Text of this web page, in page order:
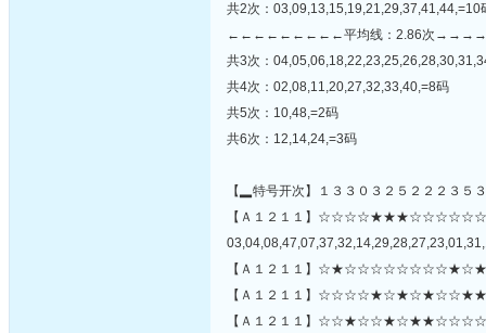
共2次：03,09,13,15,19,21,29,37,41,44,=10
←←←←←←←←←平均线：2.86次
共3次：
共4次：02,08,11,20,27,32,33,40,=8码
共5次：10,48,=2码
共6次：12,14,24,=3码
【▂特号开次】１３３０３２５２２２３５
【Ａ１２１１】
【Ａ１２１１】
【Ａ１２１１】
【Ａ１２１１】